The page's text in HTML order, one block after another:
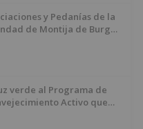
y Pedanías de la
de Montija de Burgos
verde al Programa de
Activo que